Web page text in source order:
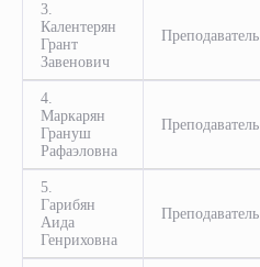
3.
Калентерян
Грант
Завенович
Преподаватель
4.
Маркарян
Грануш
Рафаэловна
Преподаватель
5.
Гарибян
Аида
Генриховна
Преподаватель